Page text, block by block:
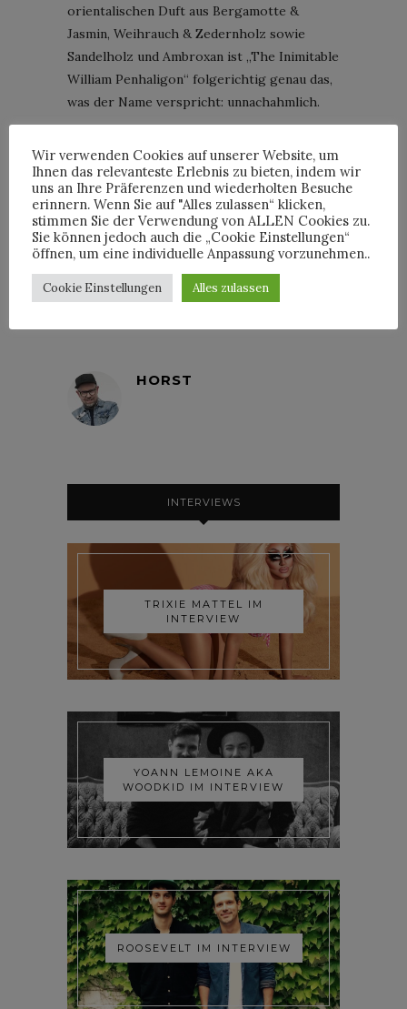
orientalischen Duft aus Bergamotte &
Jasmin, Weihrauch & Zedernholz sowie
Sandelholz und Ambroxan ist „The Inimitable
William Penhaligon“ folgerichtig genau das,
was der Name verspricht: unnachahmlich.
PENHALIGON'S WILLIAM PENHALIGON
HORST
HORST
INTERVIEWS
TRIXIE MATTEL IM
INTERVIEW
YOANN LEMOINE AKA
WOODKID IM INTERVIEW
ROOSEVELT IM INTERVIEW
Wir verwenden Cookies auf unserer Website, um
Ihnen das relevanteste Erlebnis zu bieten, indem wir
uns an Ihre Präferenzen und wiederholten Besuche
erinnern. Wenn Sie auf "Alles zulassen“ klicken,
stimmen Sie der Verwendung von ALLEN Cookies zu.
Sie können jedoch auch die „Cookie Einstellungen“
öffnen, um eine individuelle Anpassung vorzunehmen..
Cookie Einstellungen Alles zulassen